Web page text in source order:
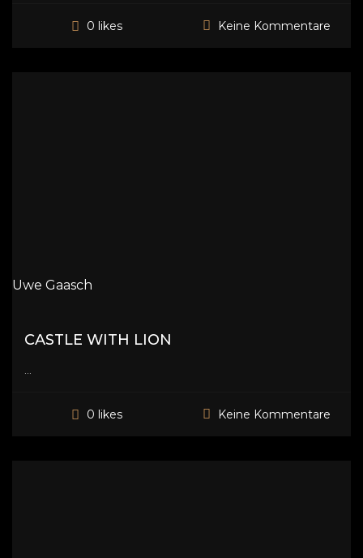
0 likes Keine Kommentare
Uwe Gaasch
CASTLE WITH LION
...
0 likes Keine Kommentare